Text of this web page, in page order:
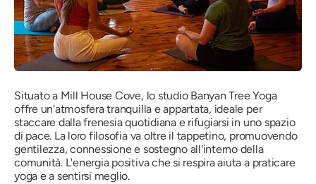
Situato a Mill House Cove, lo studio Banyan Tree Yoga
offre un'atmosfera tranquilla e appartata, ideale per
staccare dalla frenesia quotidiana e rifugiarsi in uno spazio
di pace. La loro filosofia va oltre il tappetino, promuovendo
gentilezza, connessione e sostegno all'interno della
comunità. L'energia positiva che si respira aiuta a praticare
yoga e a sentirsi meglio.